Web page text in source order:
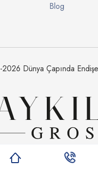
Blog
Dünya Çapında
Dış Ticaret Limited Şirketi bir
Şirketler Topluluğu İştirakidir.